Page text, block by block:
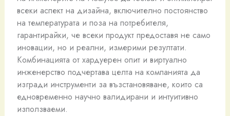
всеки аспект на дизайна, включително постоянство
на температурата и поза на потребителя,
гарантирайки, че всеки продукт предоставя не само
иновации, но и реални, измерими резултати.
Комбинацията от хардуерен опит и виртуално
инженерство подчертава целта на компанията да
изгради инструменти за възстановяване, които са
едновременно научно валидирани и интуитивно
използваеми.